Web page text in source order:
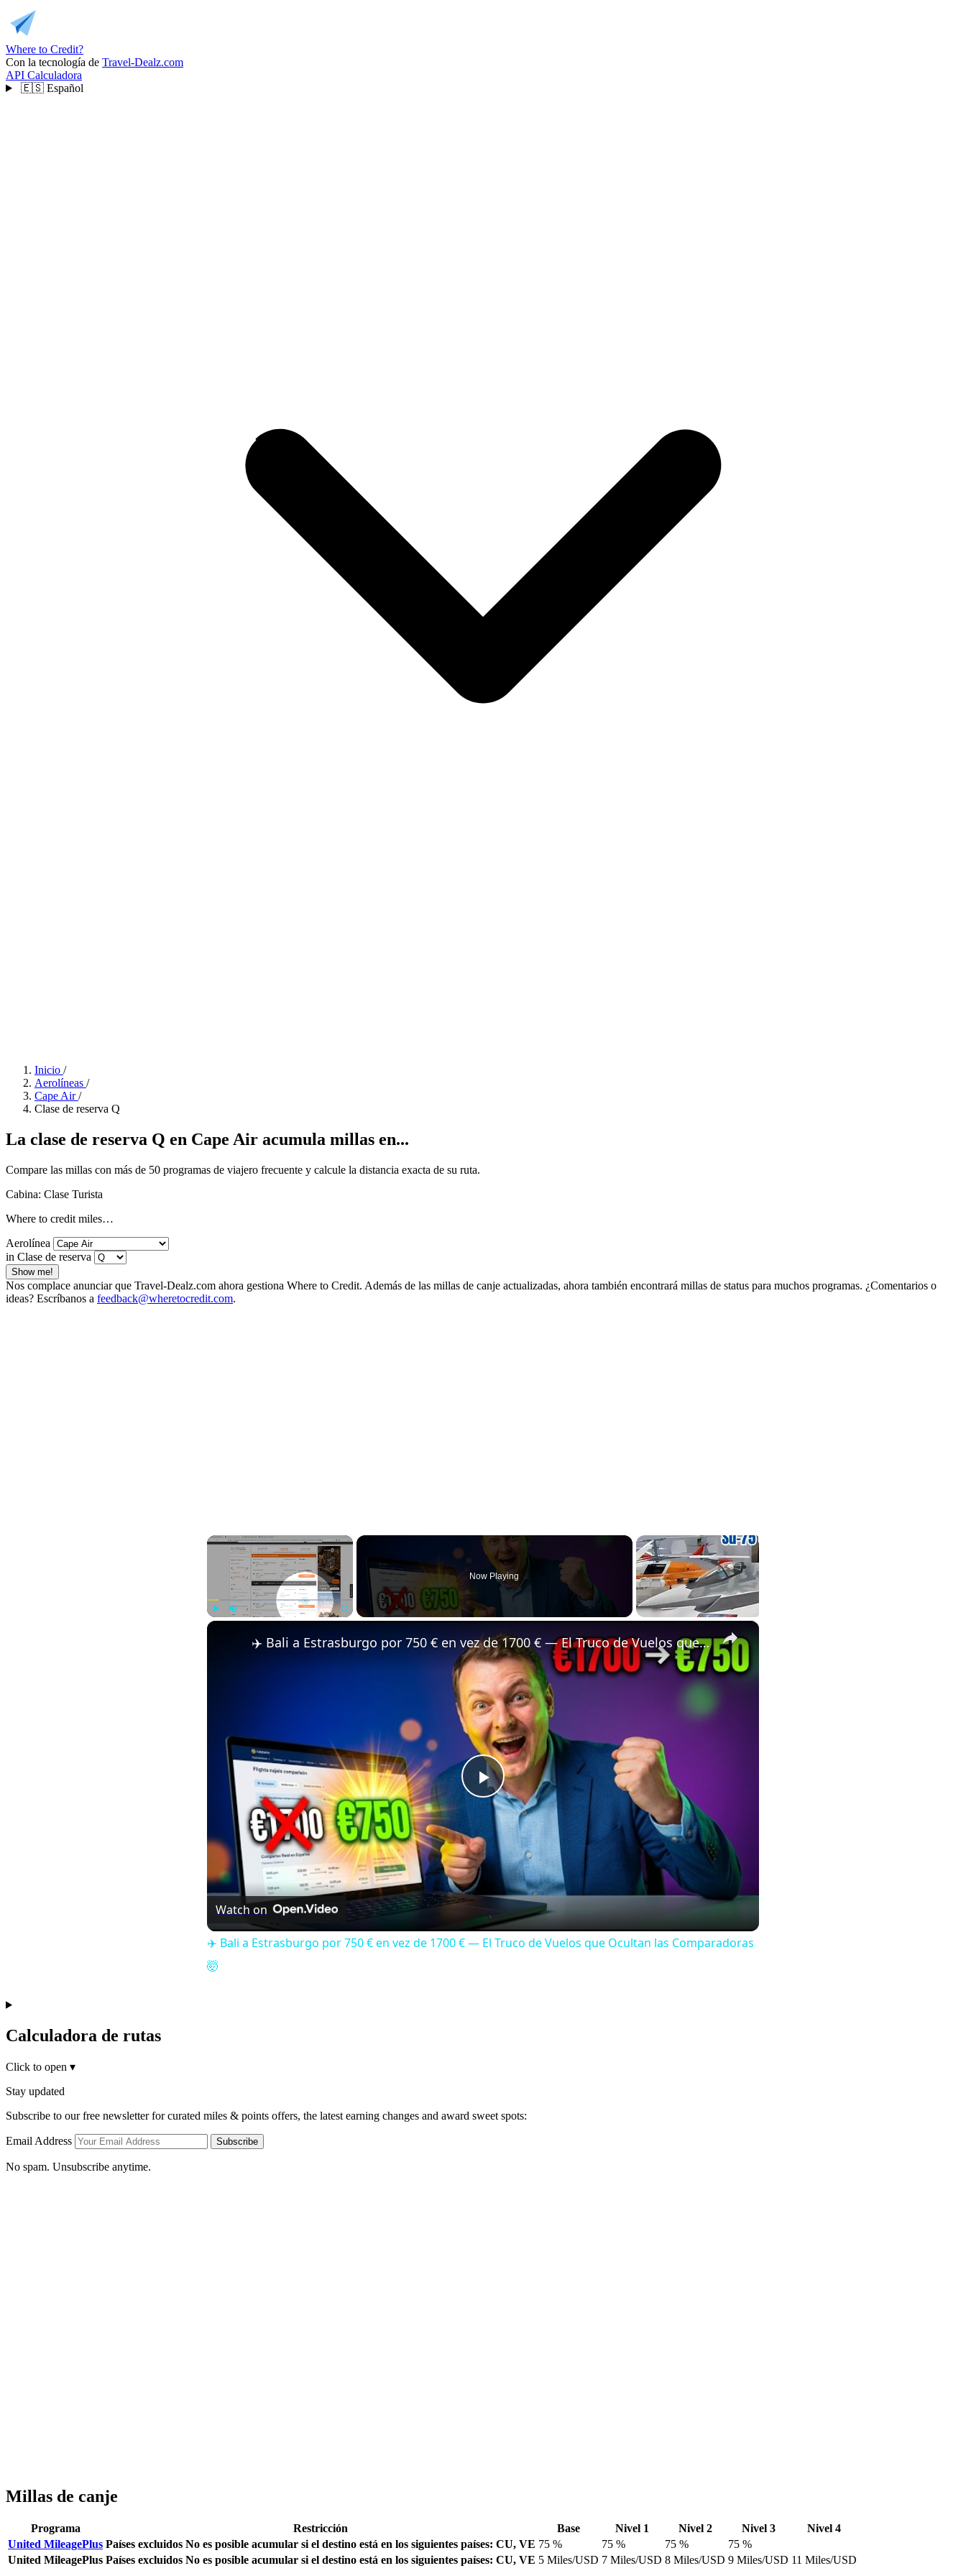
Where to Credit?
Con la tecnología de Travel-Dealz.com
API Calculadora
🇪🇸 Español
Inicio /
Aerolíneas /
Cape Air /
Clase de reserva Q
La clase de reserva Q en Cape Air acumula millas en...
Compare las millas con más de 50 programas de viajero frecuente y calcule la distancia exacta de su ruta.
Cabina: Clase Turista
Where to credit miles…
Aerolínea
in Clase de reserva
Show me!
Nos complace anunciar que Travel-Dealz.com ahora gestiona Where to Credit. Además de las millas de canje actualizadas, ahora también encontrará millas de status para muchos programas. ¿Comentarios o
ideas? Escríbanos a feedback@wheretocredit.com.
×
Fullscreen
Now Playing
×
Play
Video
✈️ Bali a Estrasburgo por 750 € en vez de 1700 € — El Truco de Vuelos que Ocultan las Comparadoras 🤯
Watch on
✈️ Bali a Estrasburgo por 750 € en vez de 1700 € — El Truco de Vuelos que Ocultan las Comparadoras
🤯
Calculadora de rutas
Click to open ▾
Stay updated
Subscribe to our free newsletter for curated miles & points offers, the latest earning changes and award sweet spots:
Email Address Subscribe
No spam. Unsubscribe anytime.
Millas de canje
Programa Restricción Base Nivel 1 Nivel 2 Nivel 3
Nivel 4
United MileagePlus Países excluidos No es posible acumular si el destino está en los siguientes países: CU, VE 75 % 75 % 75 %
75 %
United MileagePlus Países excluidos No es posible acumular si el destino está en los siguientes países: CU, VE 5 Miles/USD 7 Miles/USD 8 Miles/USD 9 Miles/USD 11 Miles/USD